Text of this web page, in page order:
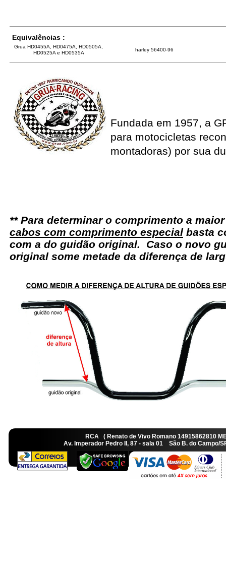
Equivalências :
Grua HD0455A, HD0475A, HD0505A,
HD0525A e HD0535A
harley 56400-96
Fundada em 1957, a
para motocicletas
montadoras) por sua
** Para determinar o comprimento a
cabos com comprimento especial basta
com a do guidão original. Caso o novo
original some metade da diferença de
RCA ( Renato de Vivo Romano
Av. Imperador Pedro II, 87 - sala 01 São B. do